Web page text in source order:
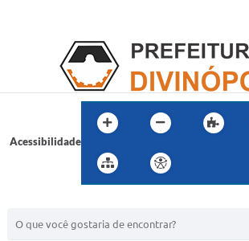
Acessibilidade